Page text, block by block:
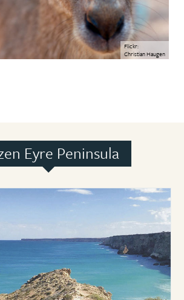
Flickr:
Christian Haugen
Eyre Peninsula